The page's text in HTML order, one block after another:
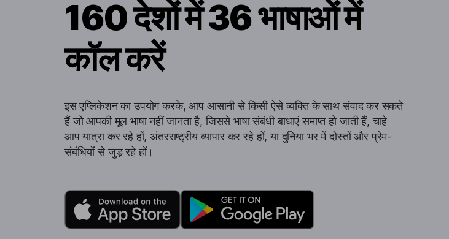
160 देशों में 36 भाषाओं में
कॉल करें
इस एप्लिकेशन का उपयोग करके, आप आसानी से किसी ऐसे व्यक्ति के साथ संवाद कर सकते
हैं जो आपकी मूल भाषा नहीं जानता है, जिससे भाषा संबंधी बाधाएं समाप्त हो जाती हैं, चाहे
आप यात्रा कर रहे हों, अंतरराष्ट्रीय व्यापार कर रहे हों, या दुनिया भर में दोस्तों और प्रेम-
संबंधियों से जुड़ रहे हों।